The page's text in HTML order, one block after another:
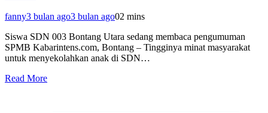
fanny3 bulan ago3 bulan ago02 mins
Siswa SDN 003 Bontang Utara sedang membaca pengumuman
SPMB Kabarintens.com, Bontang – Tingginya minat masyarakat
untuk menyekolahkan anak di SDN…
Read More